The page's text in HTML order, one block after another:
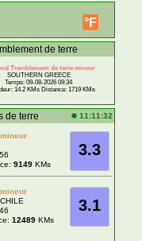
°F
de terre
Tremblement de terre mineur
SOUTHERN GREECE
Temps: 09-08-2026 09:34
14.2 KMs Distance: 1719 KMs
de terre 11:11:32
3.3
9149KMs
3.1
12489 KMs